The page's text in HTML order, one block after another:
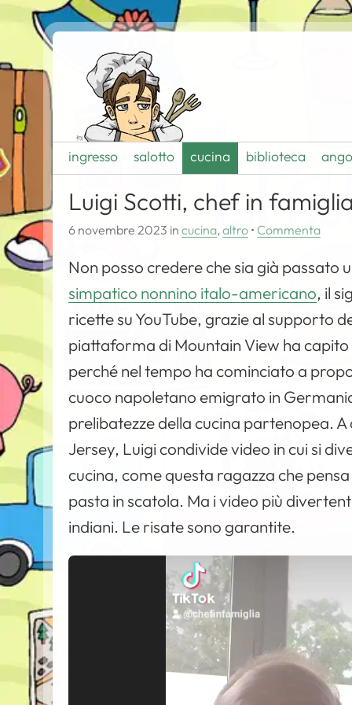
ingresso salotto cucina biblioteca
Luigi Scotti, chef in famiglia
6 novembre 2023 incucina,altro • Commenta
Non posso credere che sia già passato
simpatico nonnino italo-americano, il
ricette su YouTube, grazie al supporto
piattaforma di Mountain View ha capito
perché nel tempo ha cominciato a
cuoco napoletano emigrato in
prelibatezze della cucina partenopea.
Jersey, Luigi condivide video in cui si
cucina, come questa ragazza che
pasta in scatola. Ma i video più
indiani. Le risate sono garantite.
V